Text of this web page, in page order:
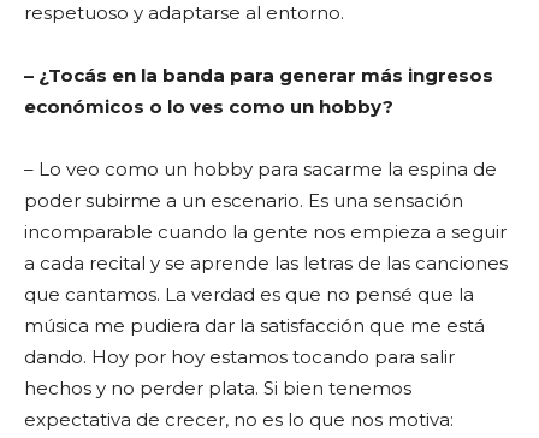
respetuoso y adaptarse al entorno.
– ¿Tocás en la banda para generar más ingresos
económicos o lo ves como un hobby?
– Lo veo como un hobby para sacarme la espina de
poder subirme a un escenario. Es una sensación
incomparable cuando la gente nos empieza a seguir
a cada recital y se aprende las letras de las canciones
que cantamos. La verdad es que no pensé que la
música me pudiera dar la satisfacción que me está
dando. Hoy por hoy estamos tocando para salir
hechos y no perder plata. Si bien tenemos
expectativa de crecer, no es lo que nos motiva: